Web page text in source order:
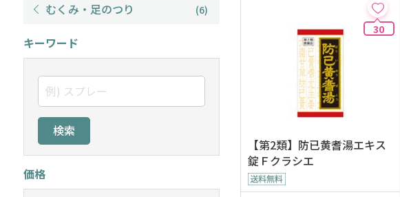
むくみ・足のつり
(6)
キーワード
検索
価格
30
【第2類】防已黄耆湯エキス
錠Ｆクラシエ